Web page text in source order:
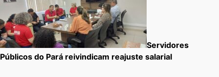
Servidores
Públicos do Pará reivindicam reajuste salarial